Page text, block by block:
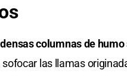
columnas de humo
las llamas